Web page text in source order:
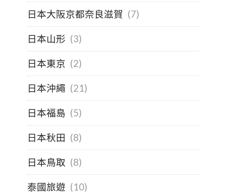
日本大阪京都奈良滋賀 (7)
日本山形 (3)
日本東京 (2)
日本沖繩 (21)
日本福島 (5)
日本秋田 (8)
日本鳥取 (8)
泰國旅遊 (10)